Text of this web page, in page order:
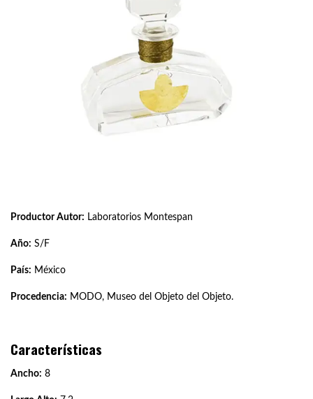
Productor Autor: Laboratorios Montespan
Año: S/F
País: México
Procedencia: MODO, Museo del Objeto del Objeto.
Características
Ancho: 8